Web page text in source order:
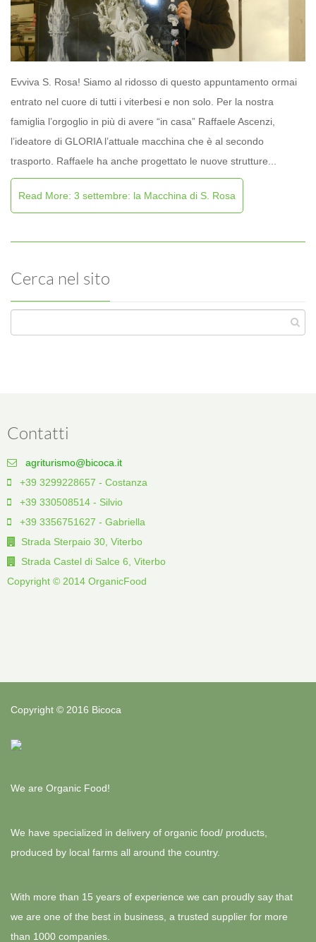
Evviva S. Rosa! Siamo al ridosso di questo appuntamento ormai
entrato nel cuore di tutti i viterbesi e non solo. Per la nostra
famiglia l’orgoglio in più di avere “in casa” Raffaele Ascenzi,
l’ideatore di GLORIA l’attuale macchina che è al secondo
trasporto. Raffaele ha anche progettato le nuove strutture...
Read More: 3 settembre: la Macchina di S. Rosa
Cerca nel sito
Contatti
agriturismo@bicoca.it
+39 3299228657 - Costanza
+39 330508514 - Silvio
+39 3356751627 - Gabriella
Strada Sterpaio 30, Viterbo
Strada Castel di Salce 6, Viterbo
Copyright © 2014 OrganicFood
Copyright © 2016 Bicoca
We are Organic Food!
We have specialized in delivery of organic food/ products,
produced by local farms all around the country.
With more than 15 years of experience we can proudly say that
we are one of the best in business, a trusted supplier for more
than 1000 companies.